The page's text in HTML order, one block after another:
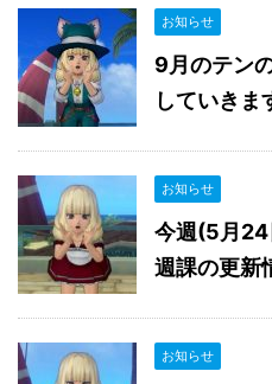
お知らせ
9月のテン
していきま
お知らせ
今週(5月24
週課の更新
お知らせ